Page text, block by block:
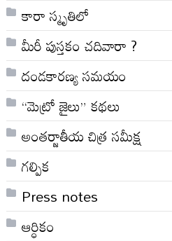
కారా స్మృతిలో
మీరీ పుస్తకం చదివారా ?
దండకారణ్య సమయం
“మెట్రో జైలు” కథలు
అంతర్జాతీయ చిత్ర సమీక్ష
గల్పిక
Press notes
ఆర్ధికం